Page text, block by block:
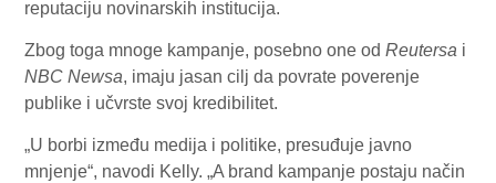
reputaciju novinarskih institucija.
Zbog toga mnoge kampanje, posebno one odReutersa i
NBC Newsa, imaju jasan cilj da povrate poverenje
publike i učvrste svoj kredibilitet.
„U borbi između medija i politike, presuđuje javno
mnjenje“, navodi Kelly. „A brand kampanje postaju način